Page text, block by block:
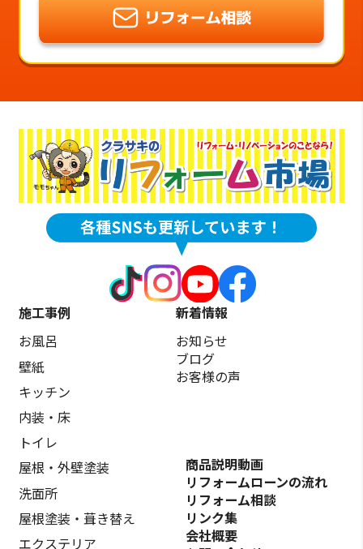
施工事例
お風呂
壁紙
キッチン
内装・床
トイレ
屋根・外壁塗装
洗面所
屋根塗装・葺き替え
エクステリア
新着情報
お知らせ
ブログ
お客様の声
商品説明動画
リフォームローンの流れ
リフォーム相談
リンク集
会社概要